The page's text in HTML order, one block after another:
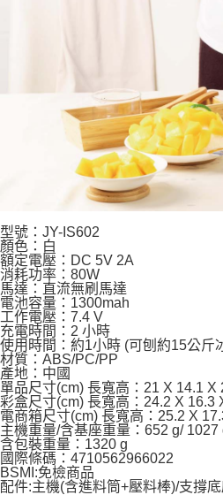
型號：JY-IS602
顏色：白
額定電壓：DC 5V 2A
消耗功率：80W
馬達：直流無刷馬達
電池容量：1300mah
工作電壓：7.4 V
充電時間：2 小時
使用時間：約1小時 (可刨約15公斤
材質：ABS/PC/PP
產地：中國
單品尺寸(cm) 長寬高：21 X 14.1 X
彩盒尺寸(cm) 長寬高：24.2 X 16.3
電商箱尺寸(cm) 長寬高：25.2 X
主機重量/含基座重量：652 g/ 1027
含包裝重量：1320 g
國際條碼：4710562966022
BSMI:免檢商品
配件:主機(含進料筒+壓料棒)/支撐